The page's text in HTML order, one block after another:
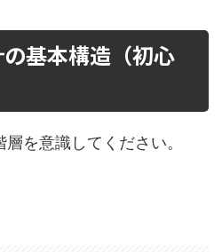
基本構造（初心
を意識してください。